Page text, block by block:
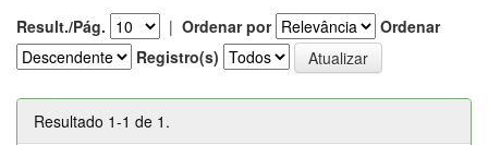
Result./Pág. | Ordenar por
Ordenar
Registro(s)
Resultado 1-1 de 1.